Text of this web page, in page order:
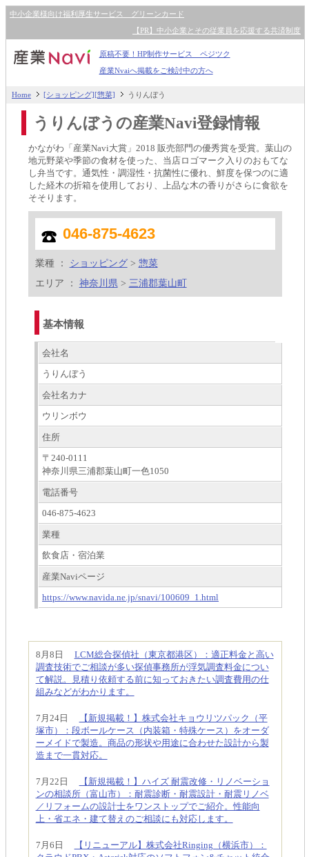
中小企業様向け福利厚生サービス グリーンカード
【PR】中小企業とその従業員を応援する共済制度
原稿不要！HP制作サービス ペジツク
産業Nvaiへ掲載をご検討中の方へ
Home [ショッピング][惣菜] うりんぼう
うりんぼうの産業Navi登録情報
かながわ「産業Navi大賞」2018 販売部門の優秀賞を受賞。葉山の
地元野菜や季節の食材を使った、当店ロゴマーク入りのおもてな
し弁当です。通気性・調湿性・抗菌性に優れ、鮮度を保つのに適
した経木の折箱を使用しており、上品な木の香りがさらに食欲を
そそります。
046-875-4623
業種 ： ショッピング> 惣菜
エリア ： 神奈川県 > 三浦郡葉山町
基本情報
会社名
うりんぼう
会社名カナ
ウリンボウ
住所
〒240-0111
神奈川県三浦郡葉山町一色1050
電話番号
046-875-4623
業種
飲食店・宿泊業
産業Naviページ
https://www.navida.ne.jp/snavi/100609_1.html
8月8日 LCM総合探偵社（東京都港区）：適正料金と高い
調査技術でご相談が多い探偵事務所が浮気調査料金につい
て解説。見積り依頼する前に知っておきたい調査費用の仕
組みなどがわかります。
7月24日
【新規掲載！】株式会社キョウリツパック（平
塚市）：段ボールケース（内装箱・特殊ケース）をオーダ
ーメイドで製造。商品の形状や用途に合わせた設計から製
造まで一貫対応。
7月22日
【新規掲載！】ハイズ 耐震改修・リノベーショ
ンの相談所（富山市）：耐震診断・耐震設計・耐震リノベ
／リフォームの設計士をワンストップでご紹介。性能向
上・省エネ・建て替えのご相談にも対応します。
7月6日
【リニューアル】株式会社Ringing（横浜市）：